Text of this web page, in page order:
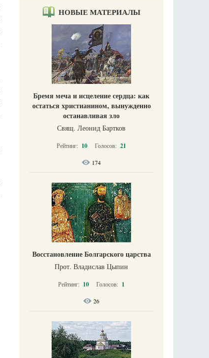
НОВЫЕ МАТЕРИАЛЫ
Бремя меча и исцеление сердца: как
остаться христианином, вынужденно
останавливая зло
Свящ. Леонид Бартков
Рейтинг: 10 Голосов: 21
174
Восстановление Болгарского царства
Прот. Владислав Цыпин
Рейтинг: 10 Голосов: 1
26